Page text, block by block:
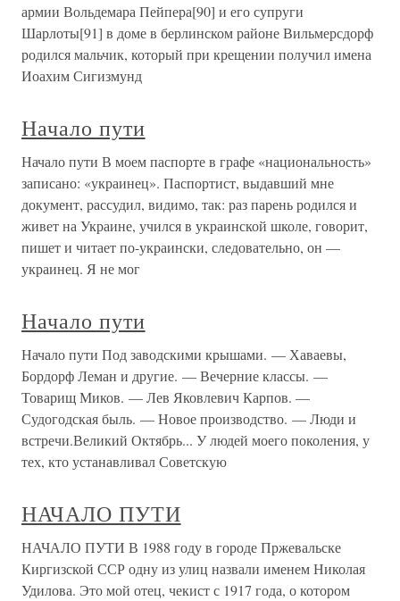
армии Вольдемара Пейпера[90] и его супруги
Шарлоты[91] в доме в берлинском районе Вильмерсдорф
родился мальчик, который при крещении получил имена
Иоахим Сигизмунд
Начало пути
Начало пути В моем паспорте в графе «национальность»
записано: «украинец». Паспортист, выдавший мне
документ, рассудил, видимо, так: раз парень родился и
живет на Украине, учился в украинской школе, говорит,
пишет и читает по-украински, следовательно, он —
украинец. Я не мог
Начало пути
Начало пути Под заводскими крышами. — Хаваевы,
Бордорф Леман и другие. — Вечерние классы. —
Товарищ Миков. — Лев Яковлевич Карпов. —
Судогодская быль. — Новое производство. — Люди и
встречи.Великий Октябрь... У людей моего поколения, у
тех, кто устанавливал Советскую
НАЧАЛО ПУТИ
НАЧАЛО ПУТИ В 1988 году в городе Пржевальске
Киргизской ССР одну из улиц назвали именем Николая
Удилова. Это мой отец, чекист с 1917 года, о котором